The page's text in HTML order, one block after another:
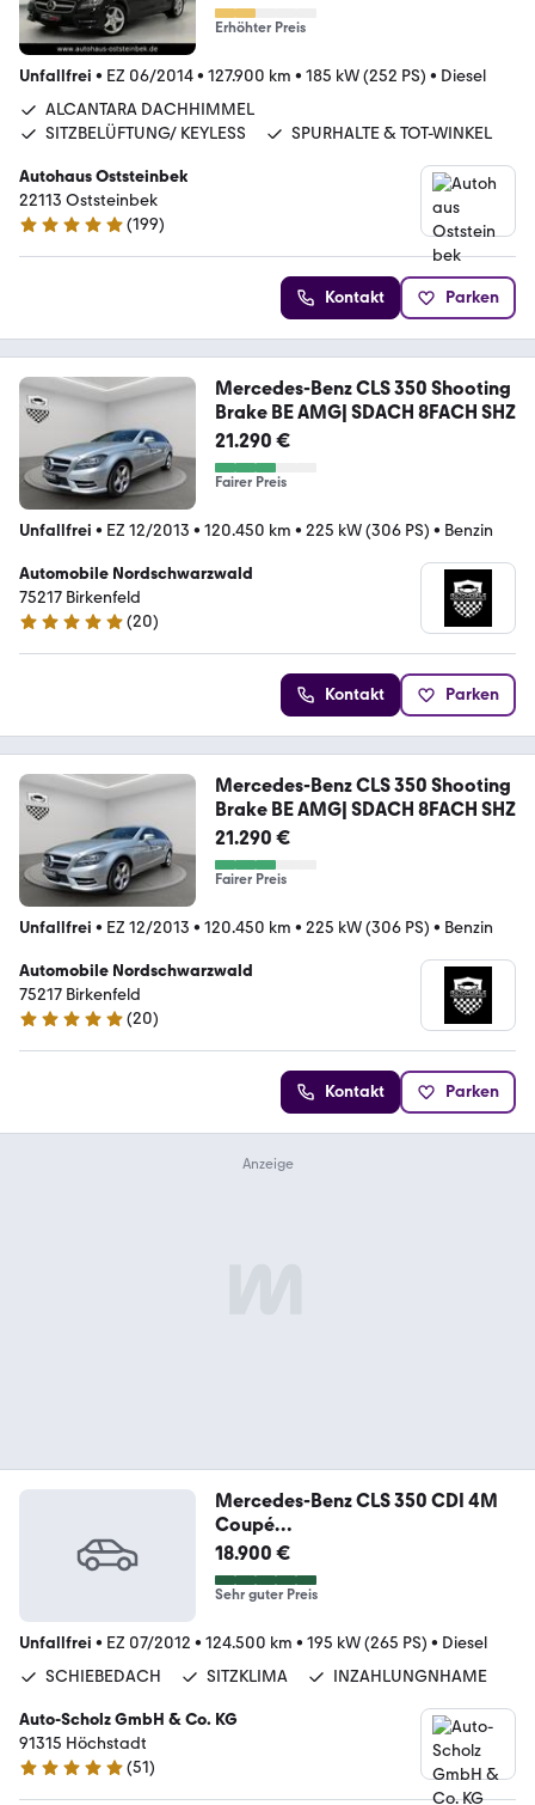
Erhöhter Preis
Unfallfrei • EZ 06/2014• 127.900 km • 185 kW (252 PS) • Diesel
ALCANTARA DACHHIMMEL
SITZBELÜFTUNG/ KEYLESS
SPURHALTE & TOT-WINKEL
Autohaus Oststeinbek
22113 Oststeinbek
4.9 Sterne
(199)
Kontakt Parken
Mercedes-Benz CLS 350 Shooting
Brake BE AMG| SDACH 8FACH SHZ
21.290 €
Fairer Preis
Unfallfrei • EZ 12/2013 • 120.450 km • 225 kW (306 PS) • Benzin
Automobile Nordschwarzwald
75217 Birkenfeld
5 Sterne
(20)
Kontakt Parken
Mercedes-Benz CLS 350 Shooting
Brake BE AMG| SDACH 8FACH SHZ
21.290 €
Fairer Preis
Unfallfrei • EZ 12/2013 • 120.450 km • 225 kW (306 PS) • Benzin
Automobile Nordschwarzwald
75217 Birkenfeld
5 Sterne
(20)
Kontakt Parken
Mercedes-Benz CLS 350 CDI 4M
Coupé
+EXKLUSIV+MEMORY+LED+AMBI
++
18.900 €
Sehr guter Preis
Unfallfrei • EZ 07/2012 • 124.500 km • 195 kW (265 PS) • Diesel
SCHIEBEDACH
SITZKLIMA INZAHLUNGNHAME
Auto-Scholz GmbH & Co. KG
91315 Höchstadt
4.8 Sterne
(51)